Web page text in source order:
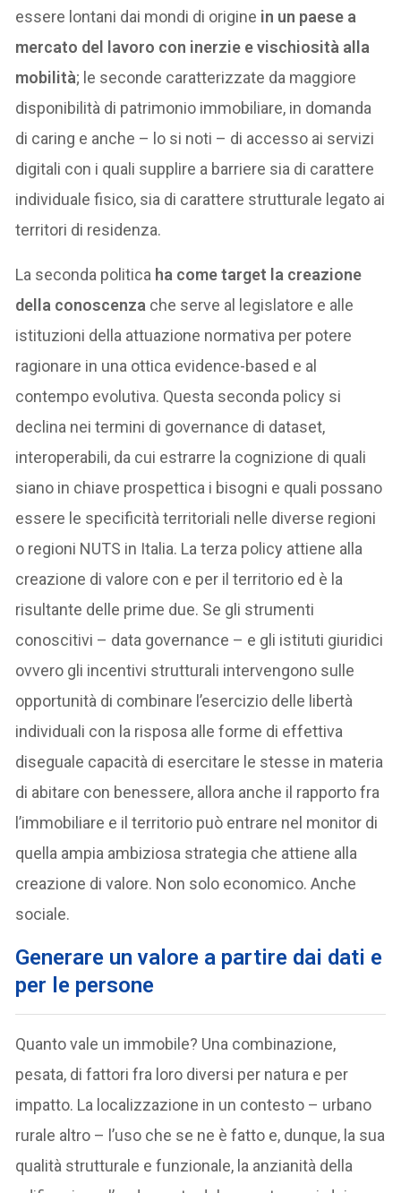
essere lontani dai mondi di origine in un paese a
mercato del lavoro con inerzie e vischiosità alla
mobilità; le seconde caratterizzate da maggiore
disponibilità di patrimonio immobiliare, in domanda
di caring e anche – lo si noti – di accesso ai servizi
digitali con i quali supplire a barriere sia di carattere
individuale fisico, sia di carattere strutturale legato ai
territori di residenza.
La seconda politica ha come target la creazione
della conoscenza che serve al legislatore e alle
istituzioni della attuazione normativa per potere
ragionare in una ottica evidence-based e al
contempo evolutiva. Questa seconda policy si
declina nei termini di governance di dataset,
interoperabili, da cui estrarre la cognizione di quali
siano in chiave prospettica i bisogni e quali possano
essere le specificità territoriali nelle diverse regioni
o regioni NUTS in Italia. La terza policy attiene alla
creazione di valore con e per il territorio ed è la
risultante delle prime due. Se gli strumenti
conoscitivi – data governance – e gli istituti giuridici
ovvero gli incentivi strutturali intervengono sulle
opportunità di combinare l’esercizio delle libertà
individuali con la risposa alle forme di effettiva
diseguale capacità di esercitare le stesse in materia
di abitare con benessere, allora anche il rapporto fra
l’immobiliare e il territorio può entrare nel monitor di
quella ampia ambiziosa strategia che attiene alla
creazione di valore. Non solo economico. Anche
sociale.
Generare un valore a partire dai dati e
per le persone
Quanto vale un immobile? Una combinazione,
pesata, di fattori fra loro diversi per natura e per
impatto. La localizzazione in un contesto – urbano
rurale altro – l’uso che se ne è fatto e, dunque, la sua
qualità strutturale e funzionale, la anzianità della